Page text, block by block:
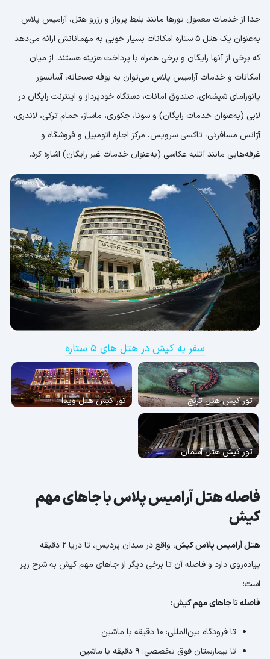
جدا از خدمات معمول تورها مانند بلیط پرواز و رزرو هتل، آرامیس پلاس
به‌عنوان یک هتل 5 ستاره امکانات بسیار خوبی به مهمانانش ارائه می‌دهد
که برخی از آنها رایگان و برخی همراه با پرداخت هزینه هستند. از میان
امکانات و خدمات آرامیس پلاس می‌‎توان به بوفه صبحانه، آسانسور
پانورامای شیشه‌ای، صندوق امانات، دستگاه خودپرداز و اینترنت رایگان در
لابی (به‌عنوان خدمات رایگان) و سونا، جکوزی، ماساژ، حمام ترکی، لاندری،
آژانس مسافرتی، تاکسی سرویس، مرکز اجاره اتومبیل و فروشگاه و
غرفه‌هایی مانند آتلیه عکاسی (به‌عنوان خدمات غیر رایگان) اشاره کرد.
سفر به کیش در هتل های 5 ستاره
تور کیش هتل ترنج تور کیش هتل ویدا
تور کیش هتل آسمان
فاصله هتل آرامیس پلاس با جاهای مهم
کیش
هتل آرامیس پلاس کیش
، واقع در میدان پردیس، تا دریا 2 دقیقه
پیاده‌روی دارد و فاصله آن تا برخی دیگر از جاهای مهم کیش به شرح زیر
است:
فاصله تا جاهای مهم کیش:
تا فرودگاه بین‌المللی: 10 دقیقه با ماشین
تا بیمارستان فوق‌ تخصصی: 9 دقیقه با ماشین